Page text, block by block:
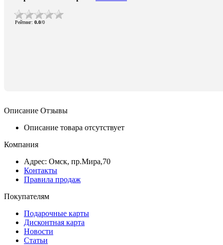
Рейтинг: 0.0/0
Описание Отзывы
Описание товара отсутствует
Компания
Адрес: Омск, пр.Мира,70
Контакты
Правила продаж
Покупателям
Подарочные карты
Дисконтная карта
Новости
Статьи